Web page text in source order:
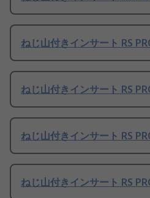
ねじ山付きインサート RS
ねじ山付きインサート RS
ねじ山付きインサート RS
ねじ山付きインサート RS